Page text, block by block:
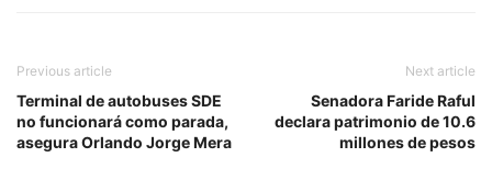
Previous article
Terminal de autobuses SDE
no funcionará como parada,
asegura Orlando Jorge Mera
Next article
Senadora Faride Raful
declara patrimonio de 10.6
millones de pesos